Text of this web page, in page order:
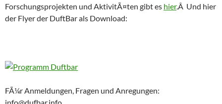
Forschungsprojekten und AktivitÃ¤ten gibt es hier.Â Und hier
der Flyer der DuftBar als Download:
FÃ¼r Anmeldungen, Fragen und Anregungen: